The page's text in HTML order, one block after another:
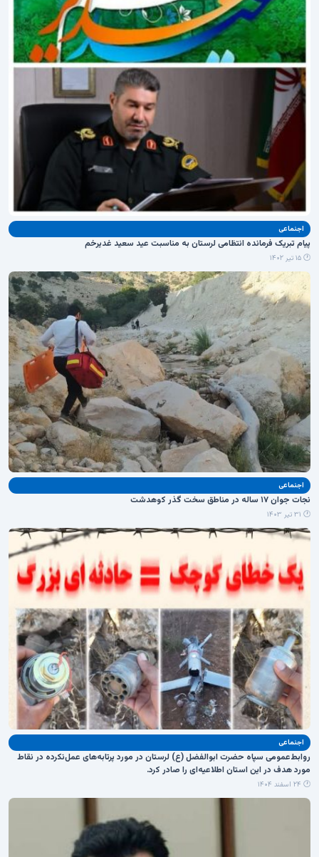
اجنماعی
پیام تبریک فرمانده انتظامی لرستان به مناسبت عید سعید غدیرخم
🕐 ۱۵ تیر ۱۴۰۲
اجنماعی
نجات جوان ۱۷ ساله در مناطق سخت گذر کوهدشت
🕐 ۳۱ تیر ۱۴۰۳
اجنماعی
روابط‌عمومی سپاه حضرت ابوالفضل (ع) لرستان در مورد پرتابه‌های عمل‌نکرده در نقاط
مورد هدف در این استان اطلاعیه‌ای را صادر کرد.
🕐 ۲۴ اسفند ۱۴۰۴